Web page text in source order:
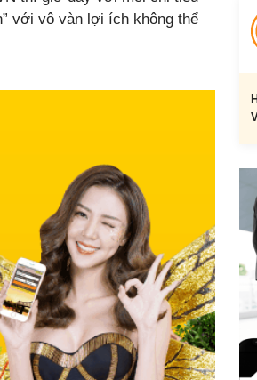
với vô vàn lợi ích không thể